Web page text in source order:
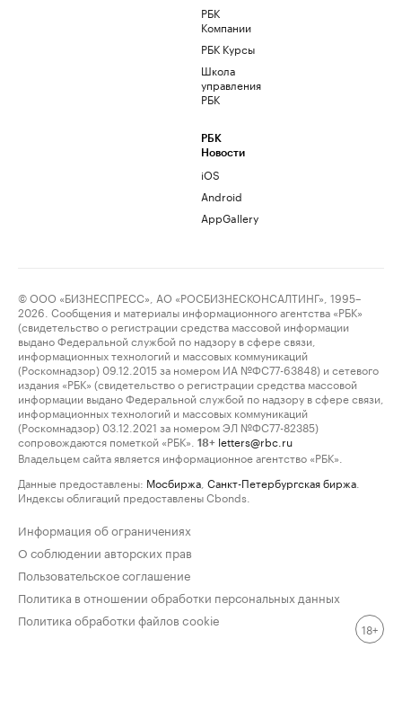
РБК
Компании
РБК Курсы
Школа
управления
РБК
РБК
Новости
iOS
Android
AppGallery
© ООО «БИЗНЕСПРЕСС», АО «РОСБИЗНЕСКОНСАЛТИНГ», 1995–
2026. Сообщения и материалы информационного агентства «РБК»
(свидетельство о регистрации средства массовой информации
выдано Федеральной службой по надзору в сфере связи,
информационных технологий и массовых коммуникаций
(Роскомнадзор) 09.12.2015 за номером ИА №ФС77-63848) и сетевого
издания «РБК» (свидетельство о регистрации средства массовой
информации выдано Федеральной службой по надзору в сфере связи,
информационных технологий и массовых коммуникаций
(Роскомнадзор) 03.12.2021 за номером ЭЛ №ФС77-82385)
сопровождаются пометкой «РБК».
18+ letters@rbc.ru
Владельцем сайта является информационное агентство «РБК».
Данные предоставлены: Мосбиржа Санкт-Петербургская биржа
Индексы облигаций предоставлены Cbonds.
Информация об ограничениях
О соблюдении авторских прав
Пользовательское соглашение
Политика в отношении обработки персональных данных
Политика обработки файлов cookie
18+